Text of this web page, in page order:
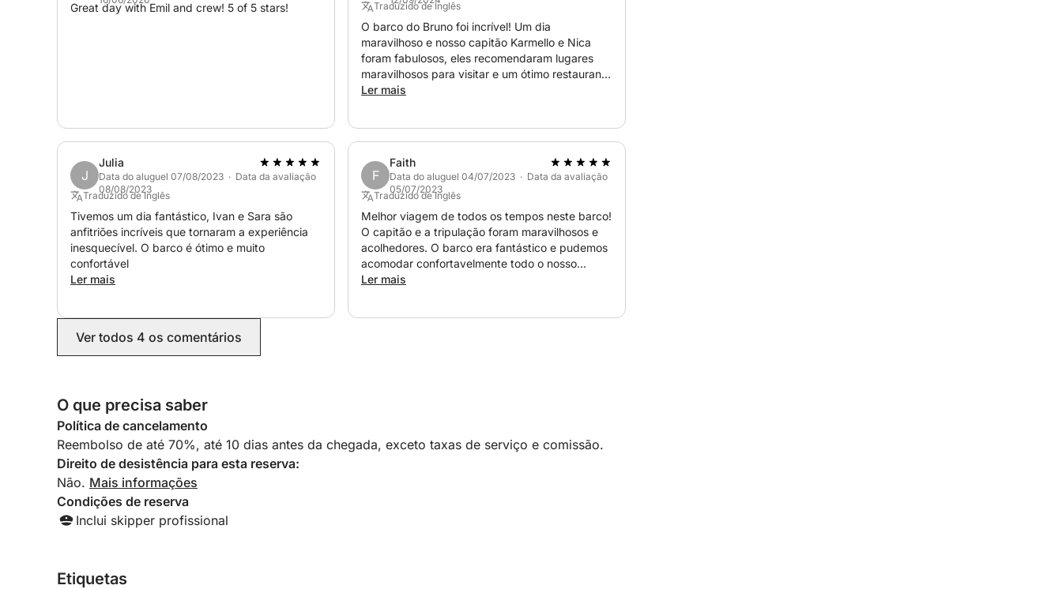
Você pode trazer o que quiser (é proibido fumar a bordo) e o preço permanece o mesmo,
independentemente de o cruzeiro durar 5, 6 ou mais horas — desde que seja entre 9h e
Se quiser ajustar a rota ou passar mais tempo em um local, basta nos avisar — priorizamos a
taverna charmosa, este é mais do que um passeio — é a sua escapada pessoal no Adriático.
Great day with Emil and crew! 5 of 5 stars! Traduzido de Inglês
O barco do Bruno foi incrível! Um dia
maravilhoso e nosso capitão Karmello e Nica
foram fabulosos, eles recomendaram lugares
maravilhosos para visitar e um ótimo restaurante
para almoçar. Definitivamente reservaria
Ler mais
J
Julia
Data do aluguel 07/08/2023 · Data da avaliação
08/08/2023
Traduzido de Inglês
Tivemos um dia fantástico, Ivan e Sara são
anfitriões incríveis que tornaram a experiência
inesquecível. O barco é ótimo e muito
confortável
Ler mais
F
Faith
Data do aluguel 04/07/2023 · Data da avaliação
05/07/2023
Traduzido de Inglês
Melhor viagem de todos os tempos neste barco!
O capitão e a tripulação foram maravilhosos e
acolhedores. O barco era fantástico e pudemos
acomodar confortavelmente todo o nosso
grupo. A equipe nos levou a lugares
Ler mais
Ver todos 4 os comentários
O que precisa saber
Política de cancelamento
Reembolso de até 70%, até 10 dias antes da chegada, exceto taxas de serviço e comissão.
Direito de desistência para esta reserva:
Não. Mais informações
Condições de reserva
Inclui skipper profissional
Etiquetas